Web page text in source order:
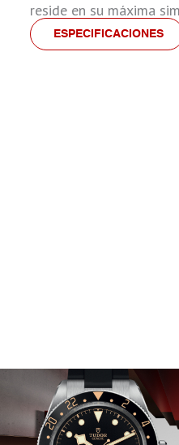
reside en su máxima
ESPECIFICACIONES